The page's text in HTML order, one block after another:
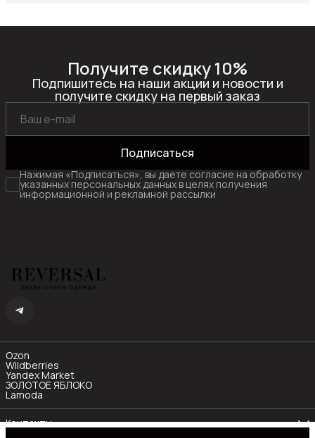
Получите скидку 10%
Подпишитесь на наши акции и новости и
получите скидку на первый заказ
Подписаться
Нажимая «Подписаться», вы даете согласие на обработку
указанных персональных данных в целях получения
информационной и рекламной рассылки
Ozon
Wildberries
Yandex Market
ЗОЛОТОЕ ЯБЛОКО
Lamoda
Контакты